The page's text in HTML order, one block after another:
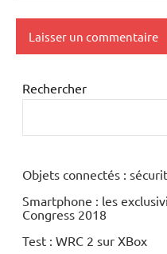
Rechercher
Objets connectés :
Smartphone : les
Congress 2018
Test : WRC 2 sur XBox